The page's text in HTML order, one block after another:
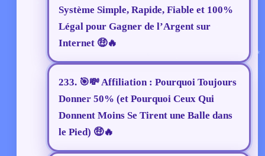
Système Simple, Rapide, Fiable et 100%
Légal pour Gagner de l’Argent sur
Internet 🤑🔥
233. 🎯💸 Affiliation : Pourquoi Toujours
Donner 50% (et Pourquoi Ceux Qui
Donnent Moins Se Tirent une Balle dans
le Pied) 🤑🔥